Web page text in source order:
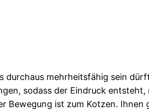
mehrheitsfähig sein
sodass der Eindruck
Bewegung ist zum Kotzen.